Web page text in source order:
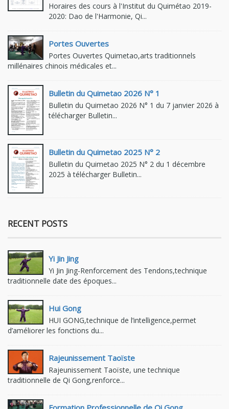
Horaires des cours à l'Institut du Quimétao 2019-
2020: Dao de l'Harmonie, Qi...
Portes Ouvertes
Portes Ouvertes Quimetao,arts traditionnels
millénaires chinois médicales et...
Bulletin du Quimetao 2026 N° 1
Bulletin du Quimetao 2026 N° 1 du 7 janvier 2026 à
télécharger Bulletin...
Bulletin du Quimetao 2025 N° 2
Bulletin du Quimetao 2025 N° 2 du 1 décembre
2025 à télécharger Bulletin...
RECENT POSTS
Yi Jin Jing
Yi Jin Jing-Renforcement des Tendons,technique
traditionnelle date des époques...
Hui Gong
HUI GONG,technique de l’intelligence,permet
d’améliorer les fonctions du...
Rajeunissement Taoïste
Rajeunissement Taoïste, une technique
traditionnelle de Qi Gong,renforce...